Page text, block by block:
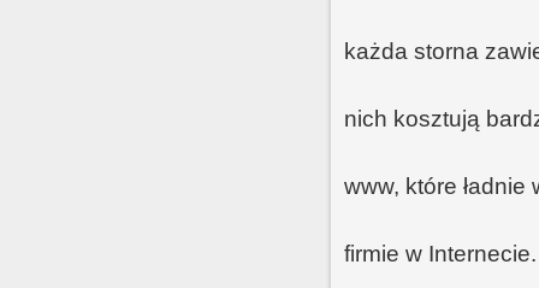
każda storna
nich kosztują
www, które
firmie w